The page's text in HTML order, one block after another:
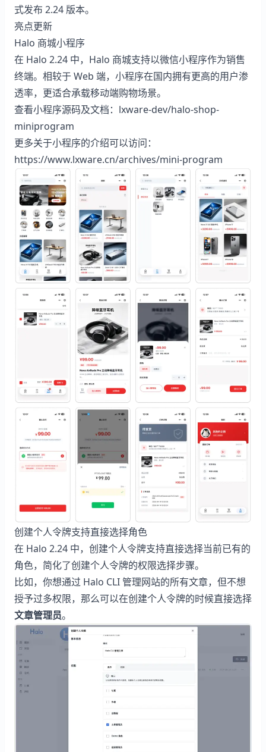
式发布 2.24 版本。
亮点更新
Halo 商城小程序
在 Halo 2.24 中，Halo 商城支持以微信小程序作为销售
终端。相较于 Web 端，小程序在国内拥有更高的用户渗
透率，更适合承载移动端购物场景。
查看小程序源码及文档： lxware-dev/halo-shop-
miniprogram
更多关于小程序的介绍可以访问：
https://www.lxware.cn/archives/mini-program
创建个人令牌支持直接选择角色
在 Halo 2.24 中，创建个人令牌支持直接选择当前已有的
角色，简化了创建个人令牌的权限选择步骤。
比如，你想通过 Halo CLI 管理网站的所有文章，但不想
授予过多权限，那么可以在创建个人令牌的时候直接选择
文章管理员。